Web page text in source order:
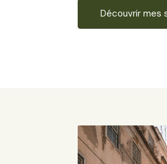
Découvrir mes